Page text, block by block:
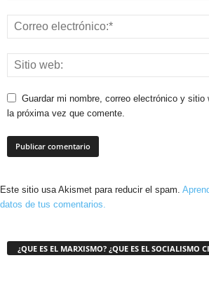
Guardar mi nombre, correo electrónico y sitio
la próxima vez que comente.
Este sitio usa Akismet para reducir el spam.
datos de tus comentarios.
¿QUE ES EL MARXISMO? ¿QUE ES EL SOCIALISMO